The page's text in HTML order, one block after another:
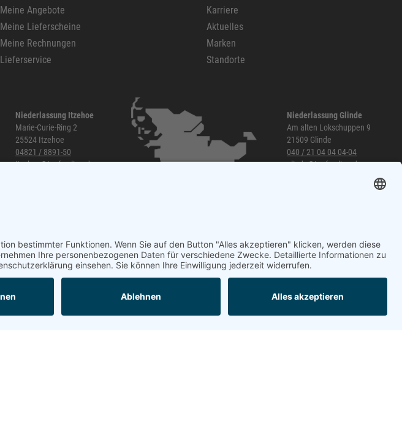
Meine Angebote
Meine Lieferscheine
Meine Rechnungen
Lieferservice
Karriere
Aktuelles
Marken
Standorte
Niederlassung Itzehoe
Marie-Curie-Ring 2
25524 Itzehoe
04821 / 8891-50
itzehoe@topf-online.de
Niederlassung Glinde
Am alten Lokschuppen 9
21509 Glinde
040 / 21 04 04 04-04
glinde@topf-online.de